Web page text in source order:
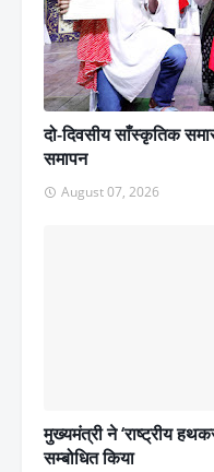
दो-दिवसीय साँस्कृतिक
समापन
August 07, 2026
मुख्यमंत्री ने ‘राष्ट्रीय
सम्बोधित किया